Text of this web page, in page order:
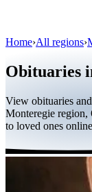
Public figures
Quebec
Canada
International
Home›All regions›
Obituaries
View obituaries
Monteregie region,
to loved ones